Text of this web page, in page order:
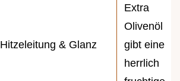
Hitzeleitung & Glanz
Extra
Olivenöl
gibt eine
herrlich